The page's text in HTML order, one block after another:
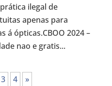
ilegal de
apenas para
á ópticas.CBOO 2024 –
nao e gratis...
3 4 »